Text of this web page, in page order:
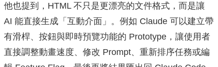
他也提到，HTML 不只是更漂亮的文件格式，而是讓
AI 能直接生成「互動介面」。例如 Claude 可以建立帶
有滑桿、按鈕與即時預覽功能的 Prototype，讓使用者
直接調整動畫速度、修改 Prompt、重新排序任務或編